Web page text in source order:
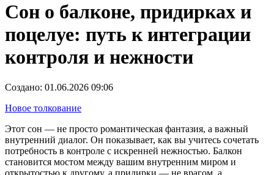
Сон о балконе, придирках и
поцелуе: путь к интеграции
контроля и нежности
Создано: 01.06.2026 09:06
Новое толкование
Этот сон — не просто романтическая фантазия, а важный
внутренний диалог. Он показывает, как вы учитесь сочетать
потребность в контроле с искренней нежностью. Балкон
становится мостом между вашим внутренним миром и
открытостью к другому, а придирки — не врагом, а